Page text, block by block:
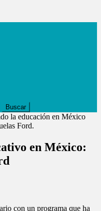
en México:
con un programa que ha